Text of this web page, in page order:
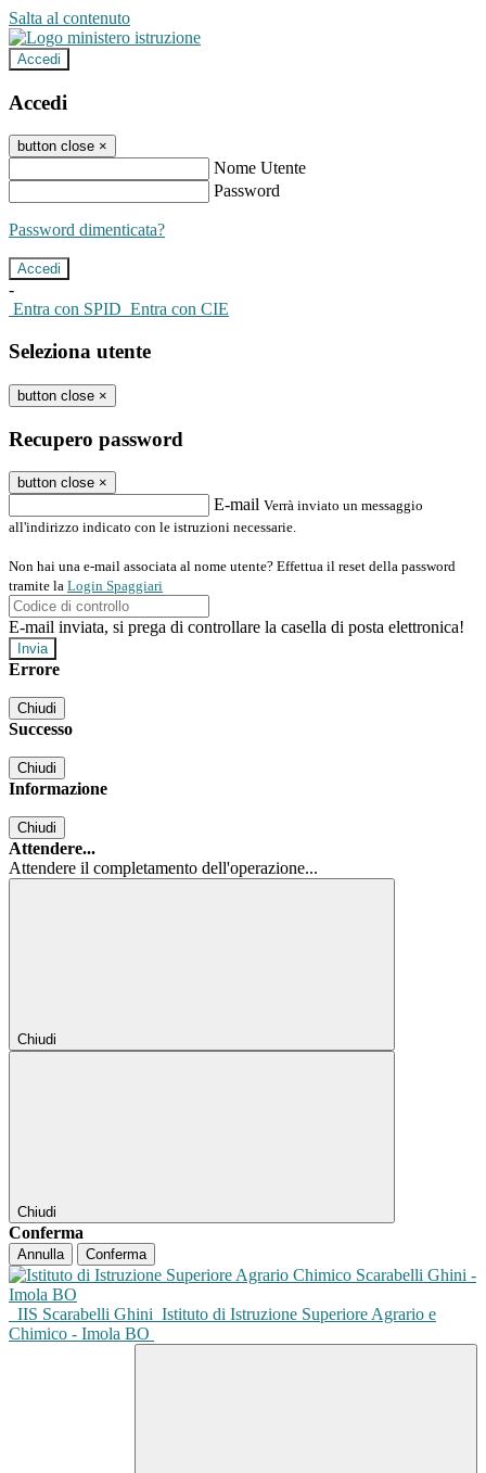
Salta al contenuto
Accedi
Accedi
button close ×
Nome Utente
Password
Password dimenticata?
-
Entra con SPID Entra con CIE
Seleziona utente
button close ×
Recupero password
button close ×
E-mail Verrà inviato un messaggio
all'indirizzo indicato con le istruzioni necessarie.
Non hai una e-mail associata al nome utente? Effettua il reset della password
tramite la Login Spaggiari
E-mail inviata, si prega di controllare la casella di posta elettronica!
Errore
Chiudi
Successo
Chiudi
Informazione
Chiudi
Attendere...
Attendere il completamento dell'operazione...
Chiudi
Chiudi
Conferma
Annulla Conferma
IIS Scarabelli Ghini Istituto di Istruzione Superiore Agrario e
Chimico - Imola BO